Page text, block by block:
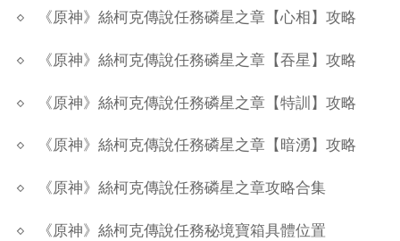
《原神》絲柯克傳說任務磷星之章【心相】攻略
《原神》絲柯克傳說任務磷星之章【吞星】攻略
《原神》絲柯克傳說任務磷星之章【特訓】攻略
《原神》絲柯克傳說任務磷星之章【暗湧】攻略
《原神》絲柯克傳說任務磷星之章攻略合集
《原神》絲柯克傳說任務秘境寶箱具體位置